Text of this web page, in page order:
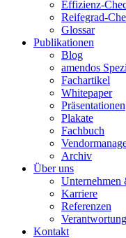
Effizienz-
Reifegrad-
Glossar
Publikationen
Blog
amendos
Fachartikel
Whitepaper
Präsentationen
Plakate
Fachbuch
Archiv
Über uns
Unternehmen
Karriere
Referenzen
Verantwortung
Kontakt